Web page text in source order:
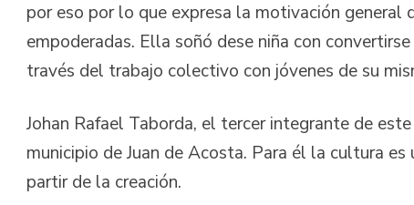
por eso por lo que expresa la motivación general
empoderadas. Ella soñó dese niña con
través del trabajo colectivo con jóvenes de su
Johan Rafael Taborda, el tercer integrante de
municipio de Juan de Acosta. Para él la cultura
partir de la creación.